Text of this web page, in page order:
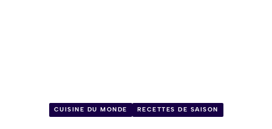
CUISINE DU MONDE RECETTES DE SAISON